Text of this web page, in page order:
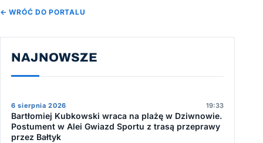
← WRÓĆ DO PORTALU
NAJNOWSZE
6 sierpnia 2026 19:33
Bartłomiej Kubkowski wraca na plażę w Dziwnowie.
Postument w Alei Gwiazd Sportu z trasą przeprawy
przez Bałtyk